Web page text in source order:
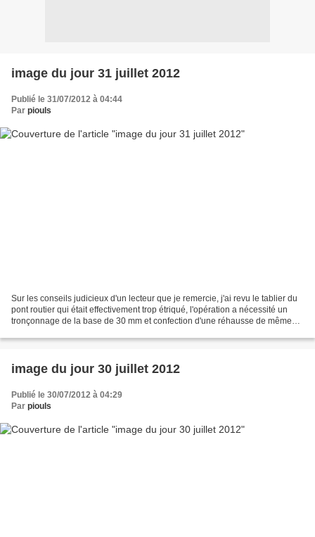
image du jour 31 juillet 2012
Publié le 31/07/2012 à 04:44
Par piouls
Sur les conseils judicieux d'un lecteur que je remercie, j'ai revu le tablier du
pont routier qui était effectivement trop étriqué, l'opération a nécessité un
tronçonnage de la base de 30 mm et confection d'une réhausse de même
image du jour 30 juillet 2012
Publié le 30/07/2012 à 04:29
Par piouls